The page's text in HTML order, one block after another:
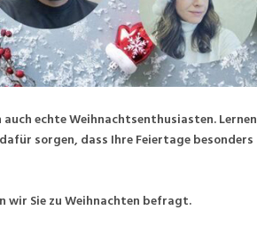
echte Weihnachtsenthusiasten. Lernen
sorgen, dass Ihre Feiertage besonders
wir Sie zu Weihnachten befragt.